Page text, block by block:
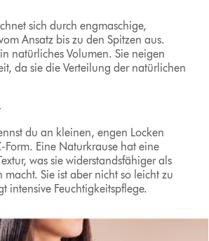
sich durch engmaschige,
Ansatz bis zu den Spitzen aus.
natürliches Volumen. Sie neigen
da sie die Verteilung der natürlichen
du an kleinen, engen Locken
Form. Eine Naturkrause hat eine
was sie widerstandsfähiger als
macht. Sie ist aber nicht so leicht zu
intensive Feuchtigkeitspflege.